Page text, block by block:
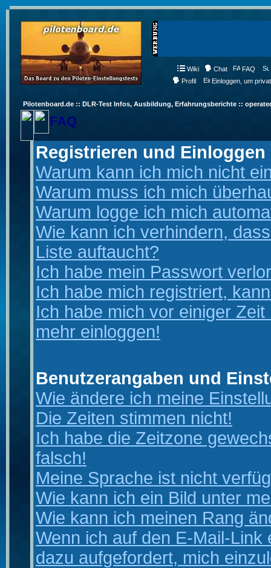
Wiki Chat FAQ
Profil
Einloggen, um
Pilotenboard.de :: DLR-Test Infos, Ausbildung, Erfahrungsberichte ::
FAQ
Registrieren und Einloggen
Warum kann ich mich nicht
Warum muss ich mich
Warum logge ich mich
Wie kann ich verhindern,
Liste auftaucht?
Ich habe mein Passwort
Ich habe mich registriert,
Ich habe mich vor einiger
mehr einloggen!
Benutzerangaben und
Wie ändere ich meine
Die Zeiten stimmen nicht!
Ich habe die Zeitzone
falsch!
Meine Sprache ist nicht
Wie kann ich ein Bild unter
Wie kann ich meinen Rang
Wenn ich auf den E-Mail-
dazu aufgefordert, mich